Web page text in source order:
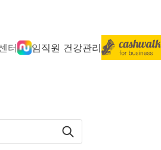
터 임직원 건강관리